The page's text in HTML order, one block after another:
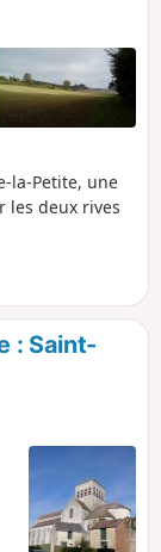
la-Petite, une
les deux rives
: Saint-